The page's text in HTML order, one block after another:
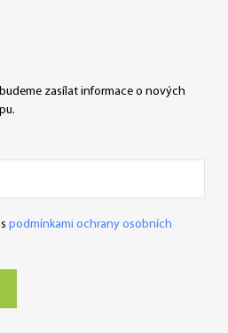
zasílat informace o nových
podmínkami ochrany osobních